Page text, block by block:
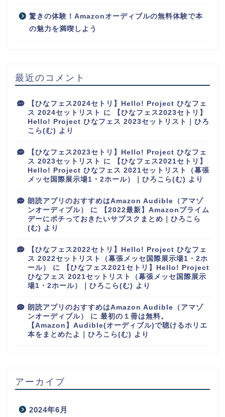
驚きの体験！Amazonオーディブルの無料体験で本
の魅力を満喫しよう
最近のコメント
【ひなフェス2024セトリ】Hello! Project ひなフェ
ス 2024セットリスト に
【ひなフェス2023セトリ】
Hello! Project ひなフェス 2023セットリスト｜ひろ
こら(む) より
【ひなフェス2023セトリ】Hello! Project ひなフェ
ス 2023セットリスト に
【ひなフェス2021セトリ】
Hello! Project ひなフェス 2021セットリスト（幕張
メッセ国際展示場1・2ホール）｜ひろこら(む) より
朗読アプリのおすすめはAmazon Audible（アマゾ
ンオーディブル）
に
【2022最新】Amazonプライム
デーにポチっておきたいサブスクまとめ｜ひろこら
(む) より
【ひなフェス2022セトリ】Hello! Project ひなフェ
ス 2022セットリスト（幕張メッセ国際展示場1・2ホ
ール）
に
【ひなフェス2021セトリ】Hello! Project
ひなフェス 2021セットリスト（幕張メッセ国際展示
場1・2ホール）｜ひろこら(む) より
朗読アプリのおすすめはAmazon Audible（アマゾ
ンオーディブル）
に 最初の１冊は無料。
【Amazon】Audible(オーディブル)で聴けるホリエ
本をまとめたよ｜ひろこら(む) より
アーカイブ
2024年6月